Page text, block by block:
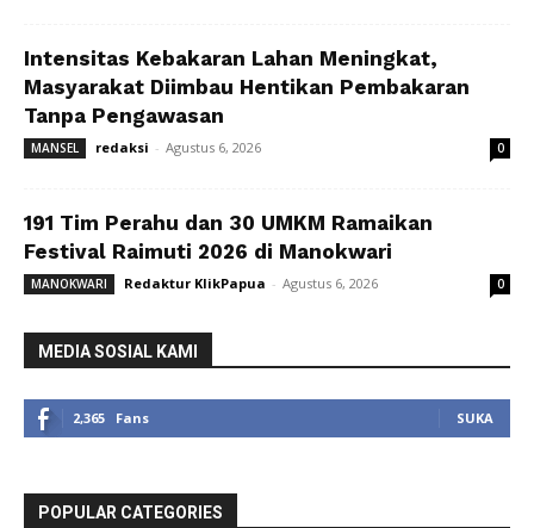
Intensitas Kebakaran Lahan Meningkat,
Masyarakat Diimbau Hentikan Pembakaran
Tanpa Pengawasan
MANSEL redaksi - Agustus 6, 2026 0
191 Tim Perahu dan 30 UMKM Ramaikan
Festival Raimuti 2026 di Manokwari
MANOKWARI Redaktur KlikPapua - Agustus 6, 2026 0
MEDIA SOSIAL KAMI
2,365 Fans SUKA
POPULAR CATEGORIES